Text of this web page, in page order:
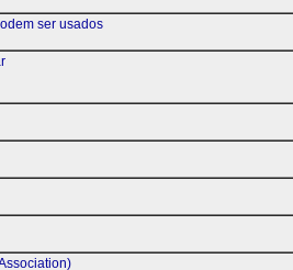
ser usados